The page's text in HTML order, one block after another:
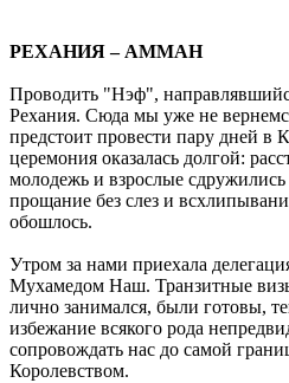
РЕХАНИЯ – АММАН
Проводить "Нэф",
Рехания. Сюда мы уже не
предстоит провести пару дней в
церемония оказалась долгой:
молодежь и взрослые
прощание без слез и
обошлось.
Утром за нами приехала
Мухамедом Наш. Транзитные
лично занимался, были готовы,
избежание всякого рода
сопровождать нас до самой
Королевством.